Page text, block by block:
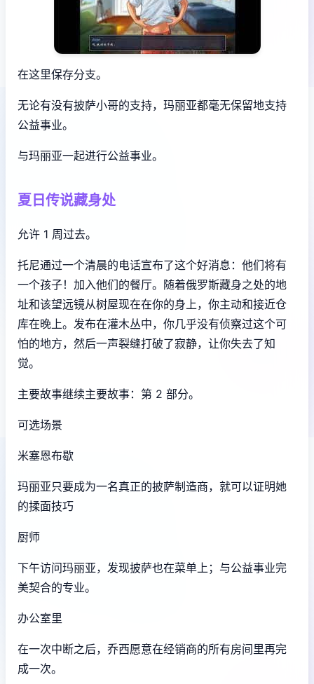
在这里保存分支。
无论有没有披萨小哥的支持，玛丽亚都毫无保留地支持
公益事业。
与玛丽亚一起进行公益事业。
夏日传说藏身处
允许 1 周过去。
托尼通过一个清晨的电话宣布了这个好消息：他们将有
一个孩子！加入他们的餐厅。随着俄罗斯藏身之处的地
址和该望远镜从树屋现在在你的身上，你主动和接近仓
库在晚上。发布在灌木丛中，你几乎没有侦察过这个可
怕的地方，然后一声裂缝打破了寂静，让你失去了知
觉。
主要故事继续主要故事：第 2 部分。
可选场景
米塞恩布歇
玛丽亚只要成为一名真正的披萨制造商，就可以证明她
的揉面技巧
厨师
下午访问玛丽亚，发现披萨也在菜单上；与公益事业完
美契合的专业。
办公室里
在一次中断之后，乔西愿意在经销商的所有房间里再完
成一次。